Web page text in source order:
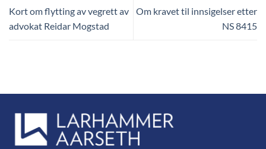
Kort om flytting av vegrett av
advokat Reidar Mogstad
Om kravet til innsigelser etter
NS 8415